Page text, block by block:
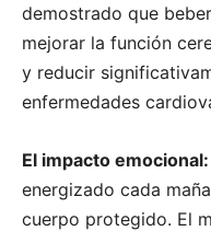
demostrado que
mejorar la función
y reducir
enfermedades
El impacto emocional:
energizado cada
cuerpo protegido. El